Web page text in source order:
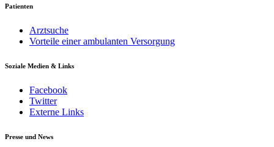
Patienten
Arztsuche
Vorteile einer ambulanten Versorgung
Soziale Medien & Links
Facebook
Twitter
Externe Links
Presse und News